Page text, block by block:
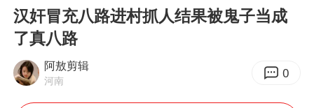
“梅姨”已是老年人 死刑或适用受限
汉奸冒充八路进村抓人结果被鬼子当成
了真八路
阿敖剪辑
河南 0